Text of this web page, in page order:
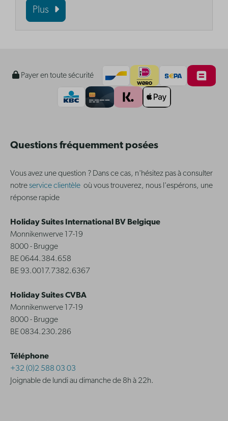
Plus
Payer en toute sécurité
Questions fréquemment posées
Vous avez une question ? Dans ce cas, n'hésitez pas à consulter
notreservice clientèle où vous trouverez, nous l'espérons, une
réponse rapide
Holiday Suites International BV Belgique
Monnikenwerve 17-19
8000 - Brugge
BE 0644.384.658
BE 93.0017.7382.6367
Holiday Suites CVBA
Monnikenwerve 17-19
8000 - Brugge
BE 0834.230.286
Téléphone
+32 (0)2 588 03 03
Joignable de lundi au dimanche de 8h à 22h.